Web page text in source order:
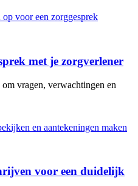
met je zorgverlener
vragen, verwachtingen en
voor een duidelijk